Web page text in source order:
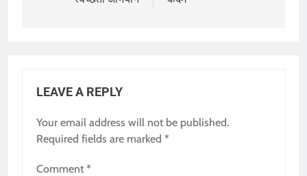
LEAVE A REPLY
Your email address will not be published.
Required fields are marked *
Comment *